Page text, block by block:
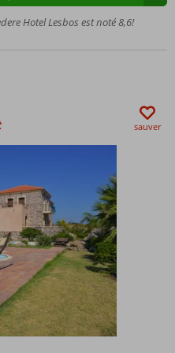
Hotel Lesbos est noté 8,6!
sauver